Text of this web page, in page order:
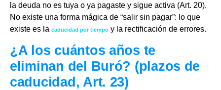
la deuda no es tuya o ya pagaste y sigue activa (Art. 20).
No existe una forma mágica de “salir sin pagar”: lo que
existe es la caducidad por tiempo y la rectificación de errores.
¿A los cuántos años te
eliminan del Buró? (plazos de
caducidad, Art. 23)